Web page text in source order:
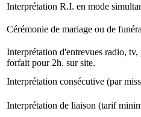
Interprétation R.I. en mode
Cérémonie de mariage ou de
Interprétation d'entrevues radio,
forfait pour 2h. sur site.
Interprétation consécutive (par
Interprétation de liaison (tarif